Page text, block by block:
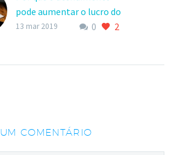
pode aumentar o lucro do
escritório de advocacia?
0 2
13 mar 2019
UM COMENTÁRIO